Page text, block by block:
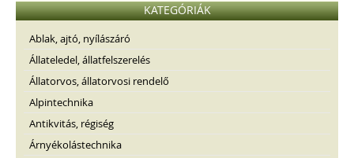
KATEGÓRIÁK
Ablak, ajtó, nyílászáró
Állateledel, állatfelszerelés
Állatorvos, állatorvosi rendelő
Alpintechnika
Antikvitás, régiség
Árnyékolástechnika